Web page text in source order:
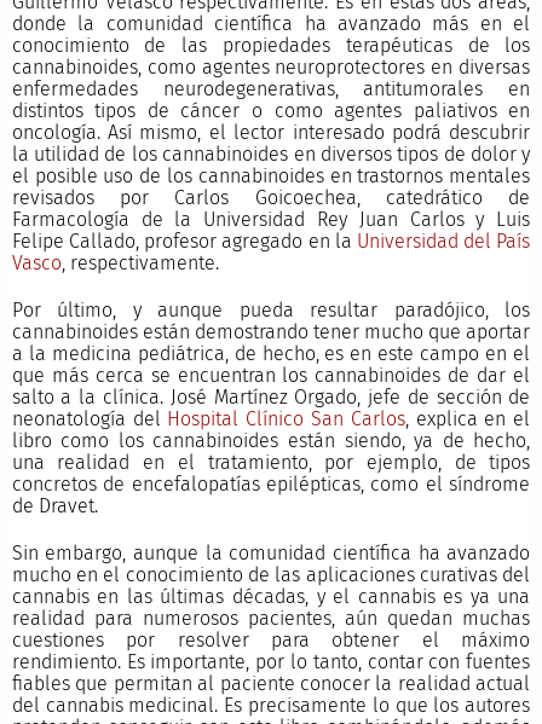
donde la comunidad científica ha avanzado más en el
conocimiento de las propiedades terapéuticas de los
cannabinoides, como agentes neuroprotectores en diversas
enfermedades neurodegenerativas, antitumorales en
distintos tipos de cáncer o como agentes paliativos en
oncología. Así mismo, el lector interesado podrá descubrir
la utilidad de los cannabinoides en diversos tipos de dolor y
el posible uso de los cannabinoides en trastornos mentales
revisados por Carlos Goicoechea, catedrático de
Farmacología de la Universidad Rey Juan Carlos y Luis
Felipe Callado, profesor agregado en la Universidad del País
Vasco, respectivamente.
Por último, y aunque pueda resultar paradójico, los
cannabinoides están demostrando tener mucho que aportar
a la medicina pediátrica, de hecho, es en este campo en el
que más cerca se encuentran los cannabinoides de dar el
salto a la clínica. José Martínez Orgado, jefe de sección de
neonatología del Hospital Clínico San Carlos, explica en el
libro como los cannabinoides están siendo, ya de hecho,
una realidad en el tratamiento, por ejemplo, de tipos
concretos de encefalopatías epilépticas, como el síndrome
de Dravet.
Sin embargo, aunque la comunidad científica ha avanzado
mucho en el conocimiento de las aplicaciones curativas del
cannabis en las últimas décadas, y el cannabis es ya una
realidad para numerosos pacientes, aún quedan muchas
cuestiones por resolver para obtener el máximo
rendimiento. Es importante, por lo tanto, contar con fuentes
fiables que permitan al paciente conocer la realidad actual
del cannabis medicinal. Es precisamente lo que los autores